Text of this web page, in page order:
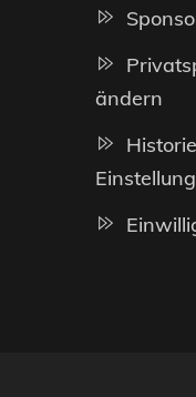
ändern